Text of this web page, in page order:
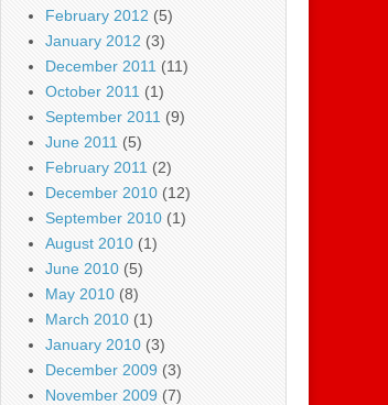
February 2012 (5)
January 2012 (3)
December 2011 (11)
October 2011 (1)
September 2011 (9)
June 2011 (5)
February 2011 (2)
December 2010 (12)
September 2010 (1)
August 2010 (1)
June 2010 (5)
May 2010 (8)
March 2010 (1)
January 2010 (3)
December 2009 (3)
November 2009 (7)